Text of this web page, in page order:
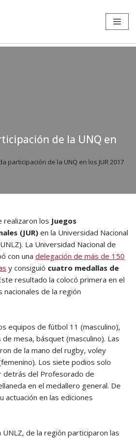
de la UNQ en
participación de la UNQ en los JUR 2017
realizaron los Juegos
(JUR)en la Universidad Nacional
La Universidad Nacional de
con una delegación de más de 150
y consiguió cuatro medallas de
resultado la colocó primera en el
de la región
equipos de fútbol 11 (masculino),
mesa, básquet (masculino). Las
de la mano del rugby, voley
Los siete podios solo
detrás del Profesorado de
en el medallero general. De
actuación en las ediciones
UNLZ, de la región participaron las